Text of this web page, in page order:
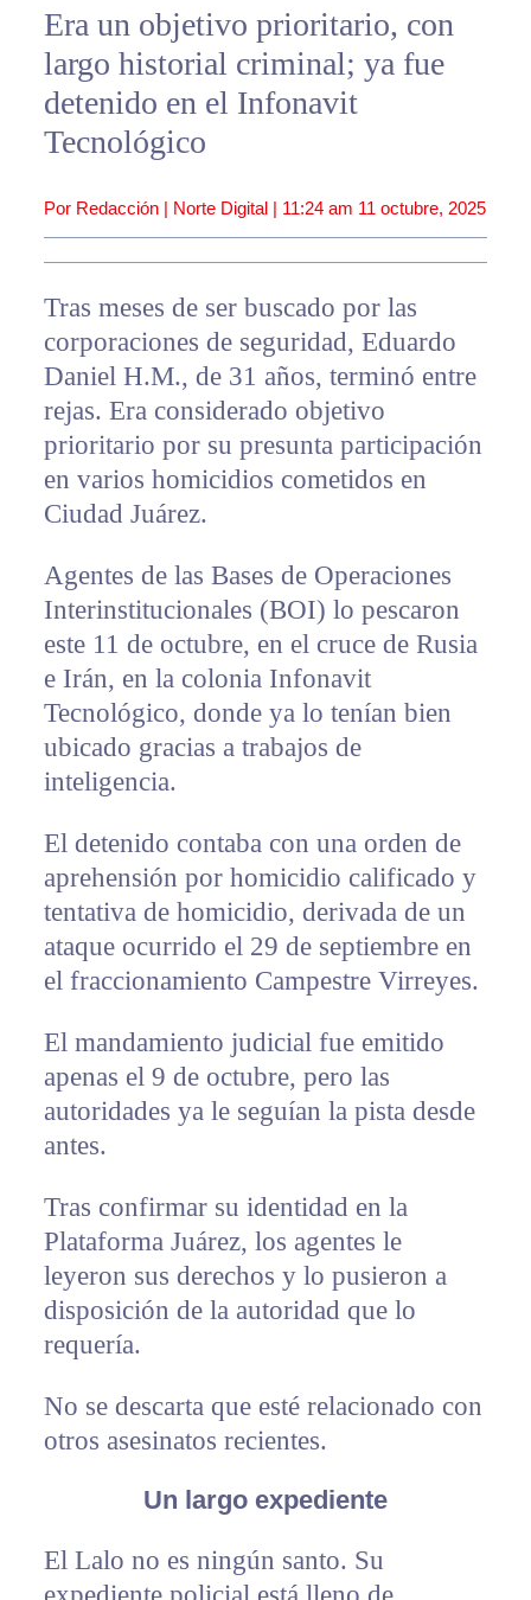
Era un objetivo prioritario, con
largo historial criminal; ya fue
detenido en el Infonavit
Tecnológico
Por Redacción | Norte Digital | 11:24 am 11 octubre, 2025
Tras meses de ser buscado por las
corporaciones de seguridad, Eduardo
Daniel H.M., de 31 años, terminó entre
rejas. Era considerado objetivo
prioritario por su presunta participación
en varios homicidios cometidos en
Ciudad Juárez.
Agentes de las Bases de Operaciones
Interinstitucionales (BOI) lo pescaron
este 11 de octubre, en el cruce de Rusia
e Irán, en la colonia Infonavit
Tecnológico, donde ya lo tenían bien
ubicado gracias a trabajos de
inteligencia.
El detenido contaba con una orden de
aprehensión por homicidio calificado y
tentativa de homicidio, derivada de un
ataque ocurrido el 29 de septiembre en
el fraccionamiento Campestre Virreyes.
El mandamiento judicial fue emitido
apenas el 9 de octubre, pero las
autoridades ya le seguían la pista desde
antes.
Tras confirmar su identidad en la
Plataforma Juárez, los agentes le
leyeron sus derechos y lo pusieron a
disposición de la autoridad que lo
requería.
No se descarta que esté relacionado con
otros asesinatos recientes.
Un largo expediente
El Lalo no es ningún santo. Su